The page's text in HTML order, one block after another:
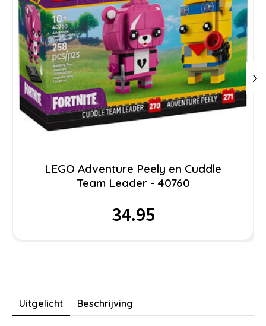
LEGO Adventure Peely en Cuddle
Team Leader - 40760
34.95
Uitgelicht Beschrijving